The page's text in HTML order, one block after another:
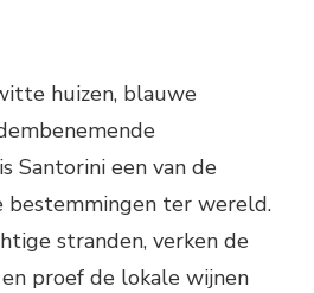
huizen, blauwe
Santorini een van de
bestemmingen ter wereld.
stranden, verken de
proef de lokale wijnen